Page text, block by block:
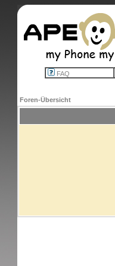
FAQ
Foren-Übersicht